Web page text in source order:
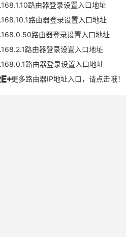
路由器登录设置入口地址
路由器登录设置入口地址
路由器登录设置入口地址
路由器登录设置入口地址
路由器登录设置入口地址
更多路由器IP地址入口，请点击哦！